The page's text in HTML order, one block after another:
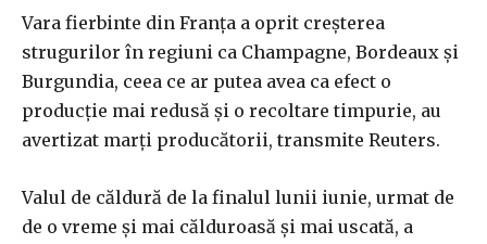
Vara fierbinte din Franţa a oprit creşterea
strugurilor în regiuni ca Champagne, Bordeaux şi
Burgundia, ceea ce ar putea avea ca efect o
producţie mai redusă şi o recoltare timpurie, au
avertizat marţi producătorii, transmite Reuters.
Valul de căldură de la finalul lunii iunie, urmat de
de o vreme şi mai călduroasă şi mai uscată, a